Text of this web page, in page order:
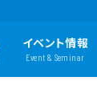
イベント情報
Event & Seminar